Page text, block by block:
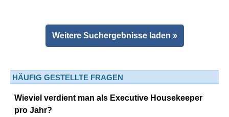
Weitere Suchergebnisse laden »
HÄUFIG GESTELLTE FRAGEN
Wieviel verdient man als Executive Housekeeper
pro Jahr?